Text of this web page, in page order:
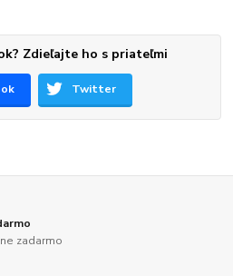
Zdieľajte ho s priateľmi
Twitter
zadarmo